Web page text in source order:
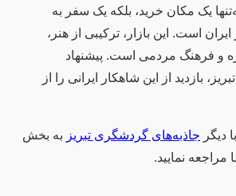
یک مکان خرید، بلکه یک سفر به
است. این بازار، ترکیبی از هنر،
و فرهنگ مردمی است. پیشنهاد
بازدید از این شاهکار ایرانی را از
دیگر جاذبه‌های گردشگری تبریز به بخش
نمایید.